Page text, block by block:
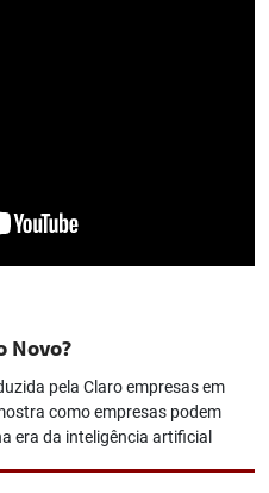
Novo?
pela Claro empresas em
como empresas podem
era da inteligência artificial